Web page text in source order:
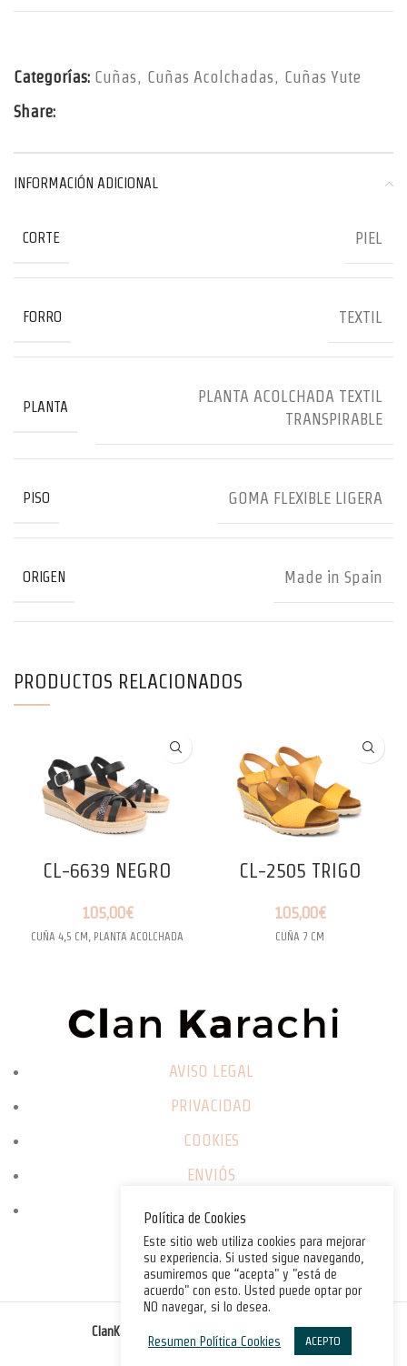
Categorías: Cuñas, Cuñas Acolchadas, Cuñas Yute
Share:
INFORMACIÓN ADICIONAL
CORTE PIEL
FORRO TEXTIL
PLANTA
PLANTA ACOLCHADA TEXTIL
TRANSPIRABLE
PISO GOMA FLEXIBLE LIGERA
ORIGEN Made in Spain
PRODUCTOS RELACIONADOS
CL-6639 NEGRO
105,00€
CUÑA 4,5 CM, PLANTA ACOLCHADA
CL-2505 TRIGO
105,00€
CUÑA 7 CM
AVISO LEGAL
PRIVACIDAD
COOKIES
ENVIÓS
CAMBIOS / DEVOLUCIONES
ClanKarachi.com . All rights reserved.©
Política de Cookies
Este sitio web utiliza cookies para mejorar
su experiencia. Si usted sigue navegando,
asumiremos que “acepta" y "está de
acuerdo" con esto. Usted puede optar por
NO navegar, si lo desea.
Resumen Política Cookies ACEPTO